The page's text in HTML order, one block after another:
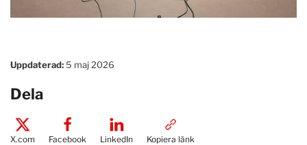
Uppdaterad:5 maj 2026
Dela
X.com Facebook LinkedIn Kopiera länk